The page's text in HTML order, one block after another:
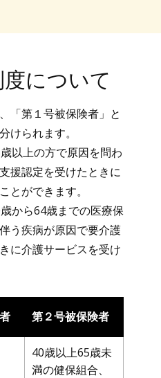
について
「第１号被保険者」と
けられます。
以上の方で原因を問わ
援認定を受けたときに
とができます。
から64歳までの医療保
う疾病が原因で要介護
に介護サービスを受け
第２号被保険者
40歳以上65歳未
満の健保組合、